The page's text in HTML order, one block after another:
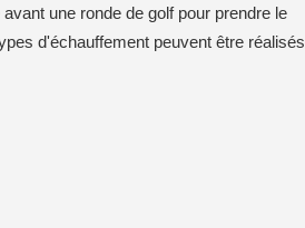
une ronde de golf pour prendre le
d'échauffement peuvent être réalisés